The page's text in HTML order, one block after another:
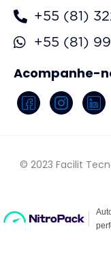
+55 (81)
+55 (81)
Acompanhe-
© 2023 Facilit